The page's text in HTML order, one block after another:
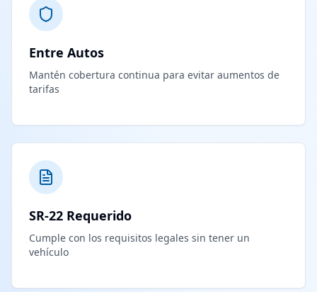
Entre Autos
Mantén cobertura continua para evitar aumentos de
tarifas
SR-22 Requerido
Cumple con los requisitos legales sin tener un
vehículo